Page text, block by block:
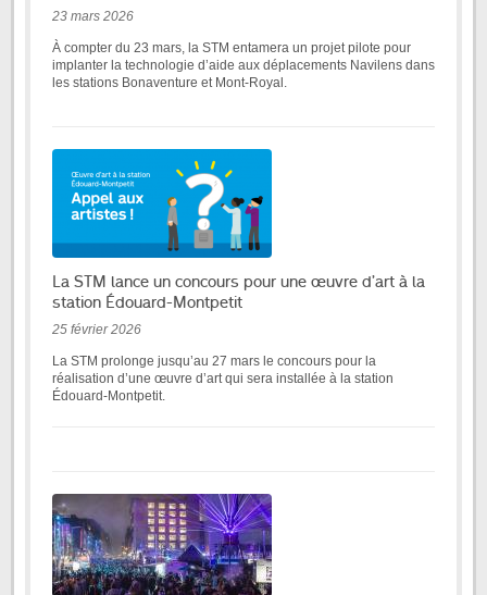
23 mars 2026
À compter du 23 mars, la STM entamera un projet pilote pour
implanter la technologie d’aide aux déplacements Navilens dans
les stations Bonaventure et Mont-Royal.
La STM lance un concours pour une œuvre d’art à la
station Édouard-Montpetit
25 février 2026
La STM prolonge jusqu’au 27 mars le concours pour la
réalisation d’une œuvre d’art qui sera installée à la station
Édouard-Montpetit.